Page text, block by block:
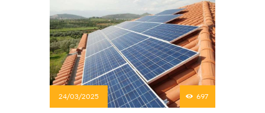
24/03/2025 697